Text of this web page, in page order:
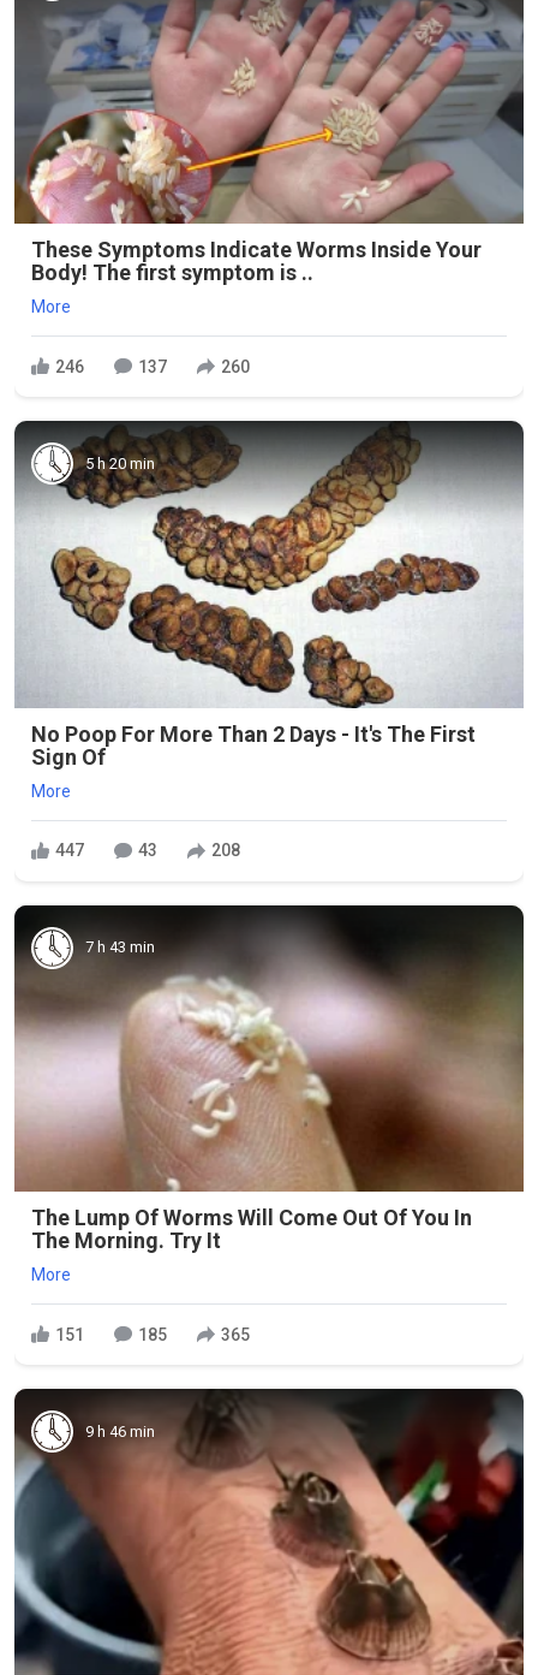
These Symptoms Indicate Worms Inside Your
Body! The first symptom is ..
More
246 137 260
5 h 20 min
No Poop For More Than 2 Days - It's The First
Sign Of
More
447 43 208
7 h 43 min
The Lump Of Worms Will Come Out Of You In
The Morning. Try It
More
151 185 365
9 h 46 min